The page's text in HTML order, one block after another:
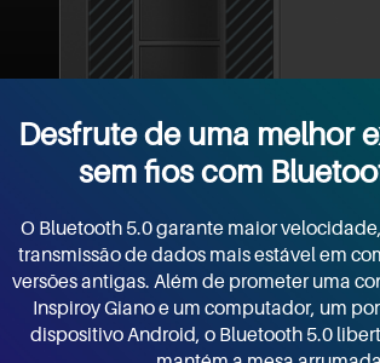
Desfrute de uma melhor
sem fios com
O Bluetooth 5.0 garante maior
transmissão de dados mais estável em
versões antigas. Além de prometer uma
Inspiroy Giano e um computador, um
dispositivo Android, o Bluetooth 5.0